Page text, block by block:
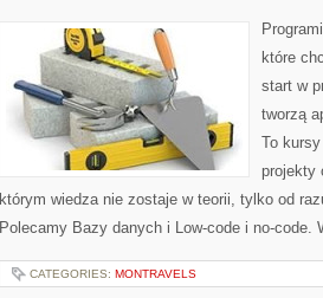
które
start w
tworzą
To
projekty
którym wiedza nie zostaje w teorii, tylko od
Polecamy Bazy danych i Low-code i no-code.
CATEGORIES: MONTRAVELS